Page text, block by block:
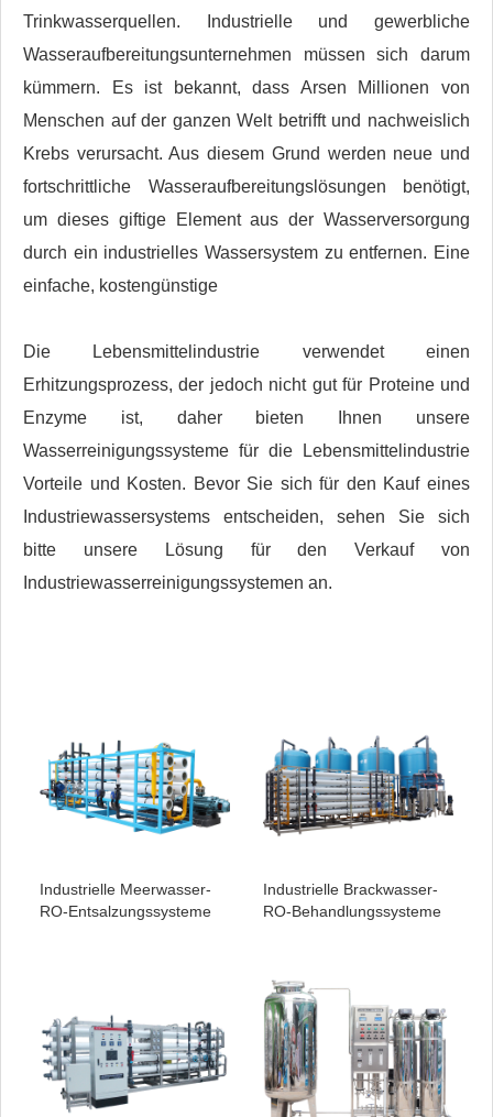
Trinkwasserquellen. Industrielle und gewerbliche
Wasseraufbereitungsunternehmen müssen sich darum
kümmern. Es ist bekannt, dass Arsen Millionen von
Menschen auf der ganzen Welt betrifft und nachweislich
Krebs verursacht. Aus diesem Grund werden neue und
fortschrittliche Wasseraufbereitungslösungen benötigt,
um dieses giftige Element aus der Wasserversorgung
durch ein industrielles Wassersystem zu entfernen. Eine
einfache, kostengünstige
Die Lebensmittelindustrie verwendet einen
Erhitzungsprozess, der jedoch nicht gut für Proteine ​​und
Enzyme ist, daher bieten Ihnen unsere
Wasserreinigungssysteme für die Lebensmittelindustrie
Vorteile und Kosten. Bevor Sie sich für den Kauf eines
Industriewassersystems entscheiden, sehen Sie sich
bitte unsere Lösung für den Verkauf von
Industriewasserreinigungssystemen an.
Industrielle Meerwasser-
RO-Entsalzungssysteme
Industrielle Brackwasser-
RO-Behandlungssysteme